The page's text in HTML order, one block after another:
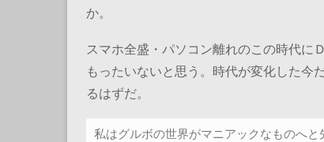
か。
スマホ全盛・パソコン離れのこの時代に
もったいないと思う。時代が変化した今
るはずだ。
私はグルボの世界がマニアックなものへ